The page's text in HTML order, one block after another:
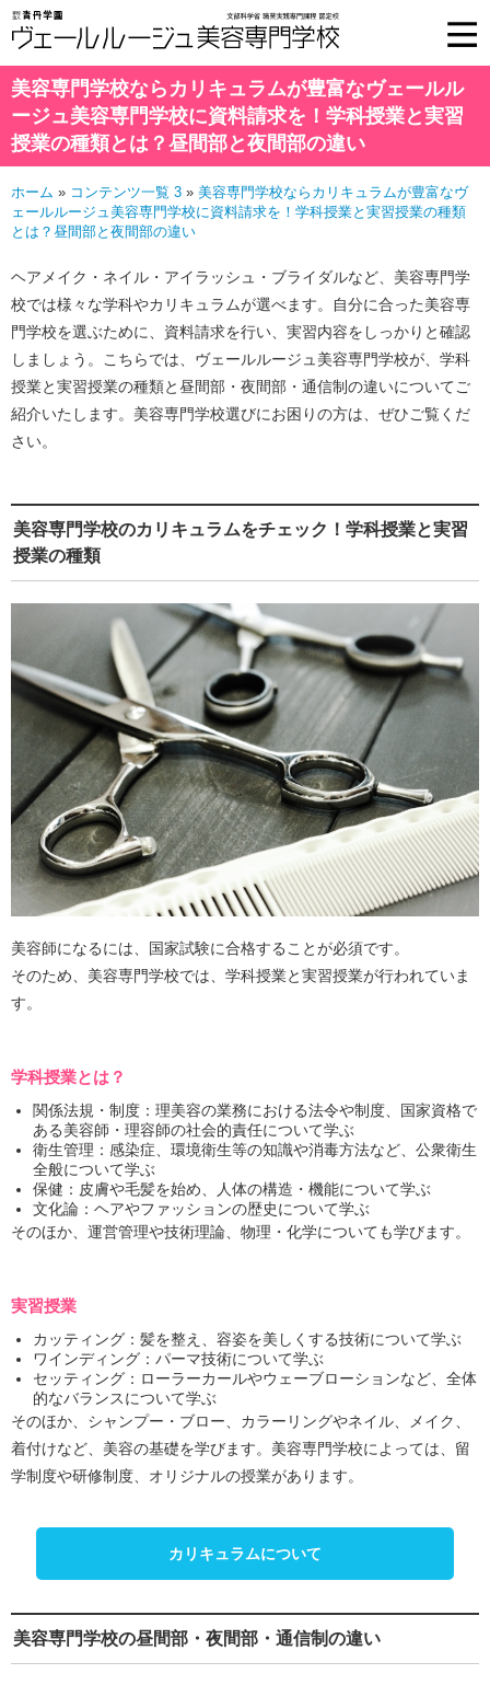
美容専門学校ならカリキュラムが豊富なヴェールル
ージュ美容専門学校に資料請求を！学科授業と実習
授業の種類とは？昼間部と夜間部の違い
ホーム » コンテンツ一覧 3 » 美容専門学校ならカリキュラムが豊富なヴ
ェールルージュ美容専門学校に資料請求を！学科授業と実習授業の種類
とは？昼間部と夜間部の違い
ヘアメイク・ネイル・アイラッシュ・ブライダルなど、美容専門学
校では様々な学科やカリキュラムが選べます。自分に合った美容専
門学校を選ぶために、資料請求を行い、実習内容をしっかりと確認
しましょう。こちらでは、ヴェールルージュ美容専門学校が、学科
授業と実習授業の種類と昼間部・夜間部・通信制の違いについてご
紹介いたします。美容専門学校選びにお困りの方は、ぜひご覧くだ
さい。
美容専門学校のカリキュラムをチェック！学科授業と実習
授業の種類
美容師になるには、国家試験に合格することが必須です。
そのため、美容専門学校では、学科授業と実習授業が行われていま
す。
学科授業とは？
関係法規・制度：理美容の業務における法令や制度、国家資格で
ある美容師・理容師の社会的責任について学ぶ
衛生管理：感染症、環境衛生等の知識や消毒方法など、公衆衛生
全般について学ぶ
保健：皮膚や毛髪を始め、人体の構造・機能について学ぶ
文化論：ヘアやファッションの歴史について学ぶ
そのほか、運営管理や技術理論、物理・化学についても学びます。
実習授業
カッティング：髪を整え、容姿を美しくする技術について学ぶ
ワインディング：パーマ技術について学ぶ
セッティング：ローラーカールやウェーブローションなど、全体
的なバランスについて学ぶ
そのほか、シャンプー・ブロー、カラーリングやネイル、メイク、
着付けなど、美容の基礎を学びます。美容専門学校によっては、留
学制度や研修制度、オリジナルの授業があります。
カリキュラムについて
美容専門学校の昼間部・夜間部・通信制の違い